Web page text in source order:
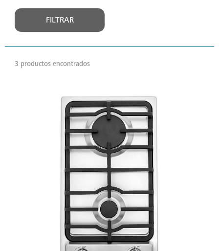
FILTRAR
3 productos encontrados